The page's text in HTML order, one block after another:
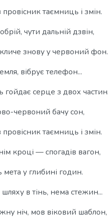
таємниць і змін.
чути дальній дзвін,
знову у червоний фон.
вібрує телефон...
гойдає серце з двох частин.
червоний бачу сон,
таємниць і змін.
кроці — спогадів вагон,
мета у глибині годин.
в тінь, нема стежин...
ніч, мов віковий шаблон,